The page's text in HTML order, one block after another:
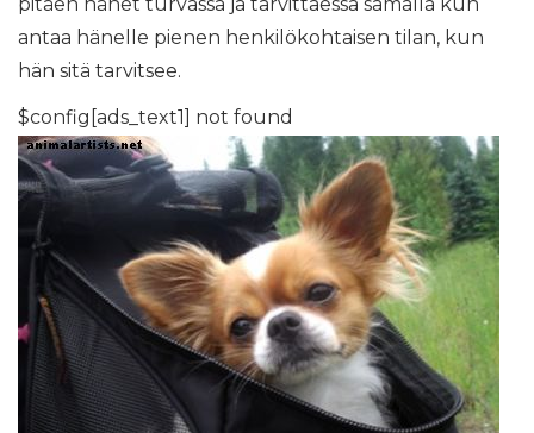
antaa hänelle pienen henkilökohtaisen tilan, kun
hän sitä tarvitsee.
$config[ads_text1] not found